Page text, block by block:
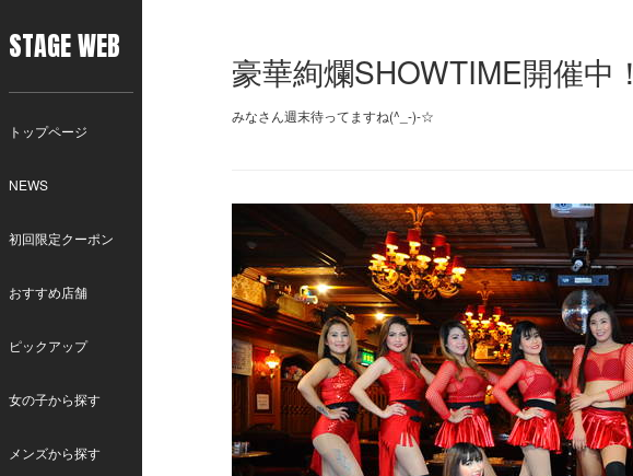
STAGE WEB
トップページ
NEWS
初回限定クーポン
おすすめ店舗
ピックアップ
女の子から探す
メンズから探す
豪華絢爛SHOWTIME開催中！
みなさん週末待ってますね(^_-)-☆